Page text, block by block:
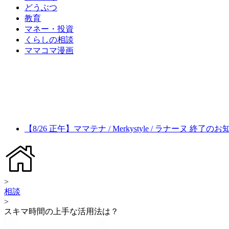
どうぶつ
教育
マネー・投資
くらしの相談
ママコマ漫画
【8/26 正午】ママテナ / Merkystyle / ラナーヌ 終了のお
>
相談
>
スキマ時間の上手な活用法は？